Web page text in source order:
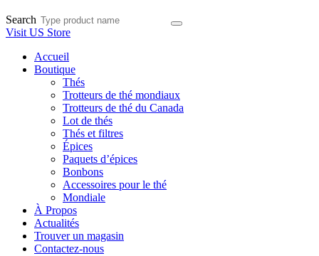
Search
Visit US Store
Accueil
Boutique
Thés
Trotteurs de thé mondiaux
Trotteurs de thé du Canada
Lot de thés
Thés et filtres
Épices
Paquets d’épices
Bonbons
Accessoires pour le thé
Mondiale
À Propos
Actualités
Trouver un magasin
Contactez-nous